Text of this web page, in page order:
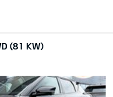
(81 KW)